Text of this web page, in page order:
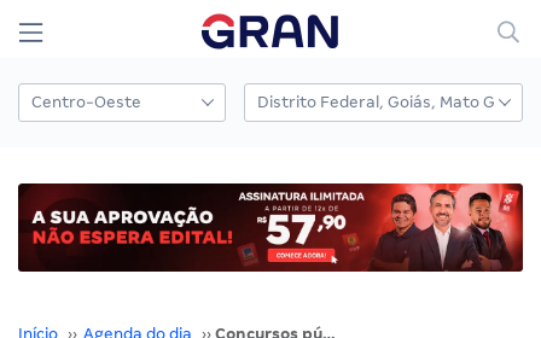
Início ›› Agenda do dia ›› Concursos públicos: eventos e aulas gratuitas desta terça-feira!